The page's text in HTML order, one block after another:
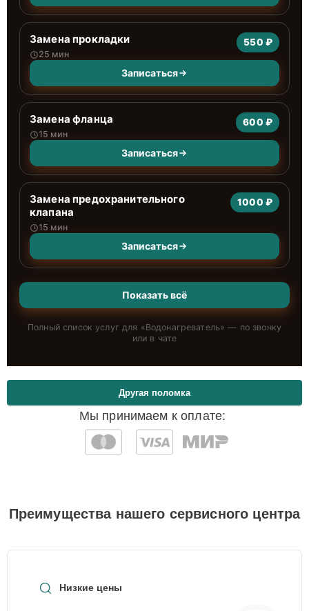
Замена прокладки
25 мин
550 ₽
Записаться
Замена фланца
15 мин
600 ₽
Записаться
Замена предохранительного
клапана
15 мин
1000 ₽
Записаться
Показать всё
Полный список услуг для «Водонагреватель» — по звонку
или в чате
Мы принимаем к оплате:
Другая поломка
Преимущества нашего сервисного центра
Низкие цены